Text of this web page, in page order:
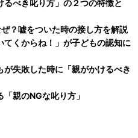
べき叱り方」の２つの特徴と
？嘘をついた時の接し方を解説
くからね！」が子どもの認知に
失敗した時に「親がかけるべき
親のNGな叱り方」